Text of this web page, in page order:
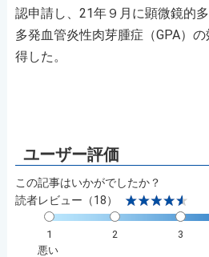
認申請し、21年９月に顕微鏡的
多発血管炎性肉芽腫症（GPA）
得した。
この記事はいかがでしたか？
読者レビュー（18）
1 2 3
悪い